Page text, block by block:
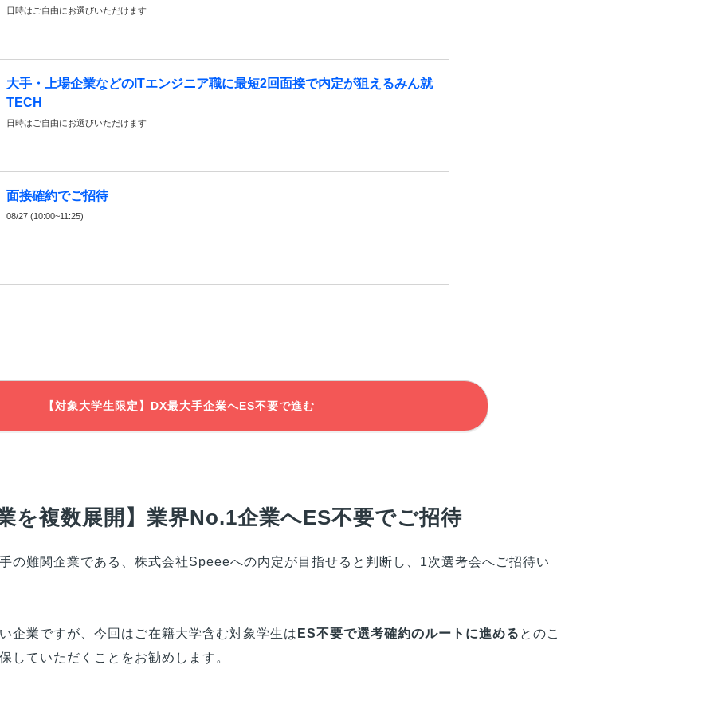
日時はご自由にお選びいただけます
大手・上場企業などのITエンジニア職に最短2回面接で内定が狙えるみん就
TECH
日時はご自由にお選びいただけます
面接確約でご招待
08/27 (10:00~11:25)
【対象大学生限定】DX最大手企業へES不要で進む
を複数展開】業界No.1企業へES不要でご招待
の難関企業である、株式会社Speeeへの内定が目指せると判断し、1次選考会へご招待い
企業ですが、今回は ご在籍大学含む対象学生は ES不要で選考確約のルートに進める とのこ
していただくことをお勧めします。